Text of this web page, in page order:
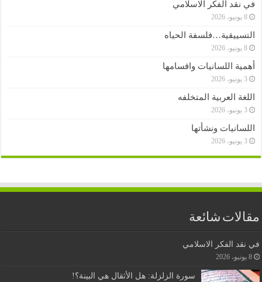
في نقد الفكر الاسلامي
8 يونيو، 2026
التسييقية…فلسفة الحياه
8 يونيو، 2026
أهمية اللسانيات واقسامها
3 يونيو، 2026
اللغة العربية المتخلفه
3 يونيو، 2026
اللسانيات ونشأتها
3 يونيو، 2026
مقالات شائعة
في نقد الفكر الاسلامي
8 يونيو، 2026
سورة الزلزلة: هل الأثقال هي البينة؟!